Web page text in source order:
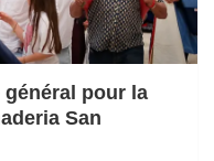
pour la
San